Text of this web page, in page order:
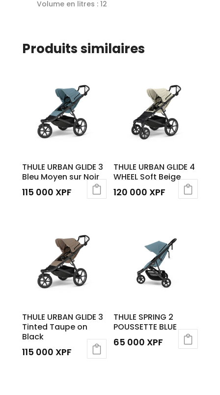
Volume en litres :12
Produits similaires
THULE URBAN GLIDE 3
Bleu Moyen sur Noir
115 000 XPF
THULE URBAN GLIDE 4
WHEEL Soft Beige
120 000 XPF
THULE URBAN GLIDE 3
Tinted Taupe on
Black
115 000 XPF
THULE SPRING 2
POUSSETTE BLUE
65 000 XPF